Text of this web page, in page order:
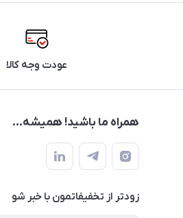
عودت وجه کالا
همراه ما باشید! همیشه...
زودتر از تخفیفاتمون با خبر شو